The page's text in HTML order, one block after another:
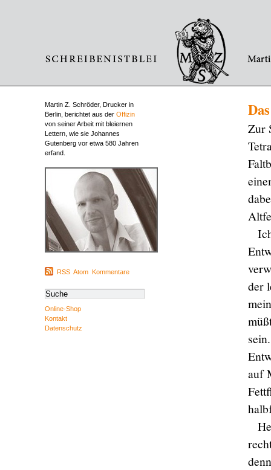
Martin Z. Schröder, Drucker in
Berlin, berichtet aus der Offizin
von seiner Arbeit mit bleiernen
Lettern, wie sie Johannes
Gutenberg vor etwa 580 Jahren
erfand.
RSS Atom Kommentare
Online-Shop
Kontakt
Datenschutz
Zur
der
auf